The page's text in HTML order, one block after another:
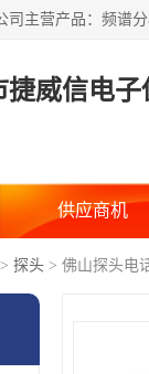
捷威信电子
供应商机
> 探头 > 佛山探头电